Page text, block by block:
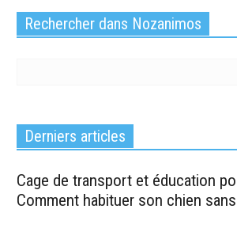
Rechercher dans Nozanimos
Derniers articles
Cage de transport et éducation
Comment habituer son chien